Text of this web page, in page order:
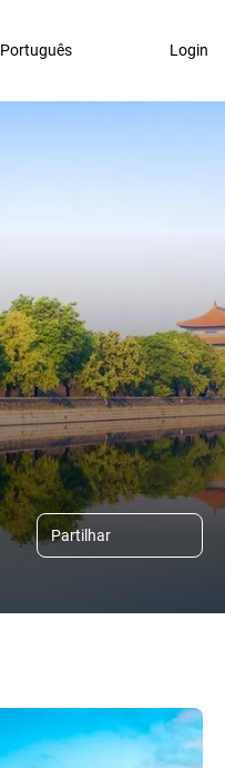
Português Login
Partilhar